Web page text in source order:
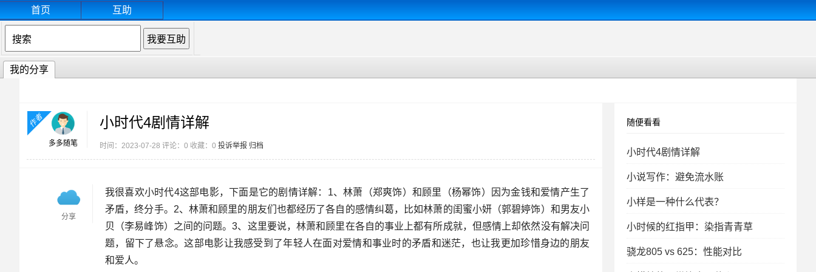
首页 互助
我的分享
小时代4剧情详解
时间：2023-07-28 评论：0 收藏：0 投诉举报 归档
多多随笔
作者
分享
我很喜欢小时代4这部电影，下面是它的剧情详解：1、林萧（郑爽饰）和顾里（杨幂饰）因为金钱和爱情产生了
矛盾，终分手。2、林萧和顾里的朋友们也都经历了各自的感情纠葛，比如林萧的闺蜜小妍（郭碧婷饰）和男友小
贝（李易峰饰）之间的问题。3、这里要说，林萧和顾里在各自的事业上都有所成就，但感情上却依然没有解决问
题，留下了悬念。这部电影让我感受到了年轻人在面对爱情和事业时的矛盾和迷茫，也让我更加珍惜身边的朋友
和爱人。
随便看看
小时代4剧情详解
小说写作：避免流水账
小样是一种什么代表？
小时候的红指甲：染指青青草
骁龙805 vs 625：性能对比